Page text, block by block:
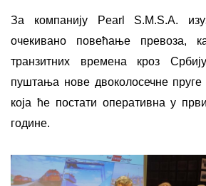
За компанију Pearl S.M.S.A.
очекивано повећање превоза,
транзитних времена кроз
пуштања нове двоколосечне пруге
која ће постати оперативна у
године.